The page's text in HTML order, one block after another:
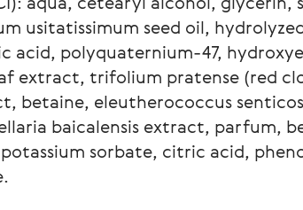
usitatissimum seed oil,
аcid, polyquaternium-47,
extract, trifolium pratense (red
betaine, eleutherococcus
baicalensis extract, parfum,
sorbate, citric acid,